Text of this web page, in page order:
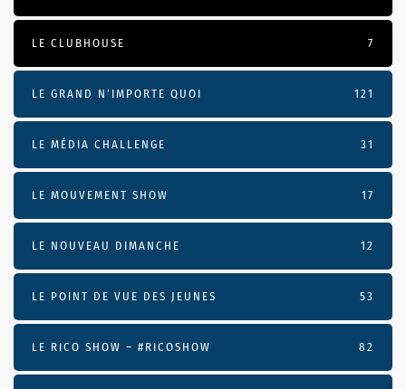
LE CLUBHOUSE 7
LE GRAND N’IMPORTE QUOI 121
LE MÉDIA CHALLENGE 31
LE MOUVEMENT SHOW 17
LE NOUVEAU DIMANCHE 12
LE POINT DE VUE DES JEUNES 53
LE RICO SHOW – #RICOSHOW 82